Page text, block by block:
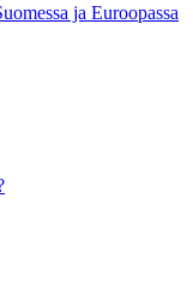
ja Euroopassa